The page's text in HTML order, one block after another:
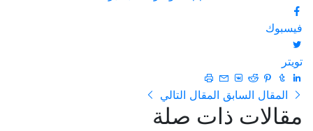
فيسبوك
تويتر
المقال السابق المقال التالي
مقالات ذات صلة